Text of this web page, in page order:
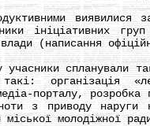
виявилися
ініціативних
влади (написання
спланували
організація
порталу,
з приводу
міської молодіжної